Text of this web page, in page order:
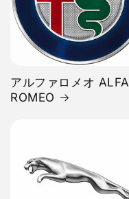
アルファロメオ ALFA
ROMEO